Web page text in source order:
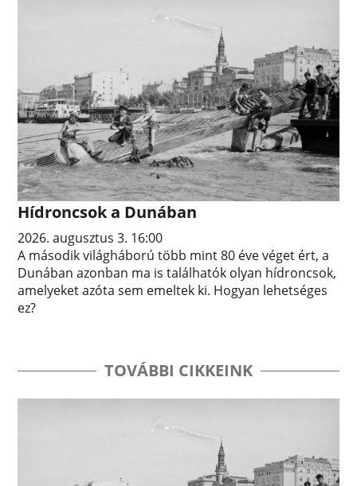
Hídroncsok a Dunában
2026. augusztus 3. 16:00
A második világháború több mint 80 éve véget ért, a
Dunában azonban ma is találhatók olyan hídroncsok,
amelyeket azóta sem emeltek ki. Hogyan lehetséges
ez?
TOVÁBBI CIKKEINK